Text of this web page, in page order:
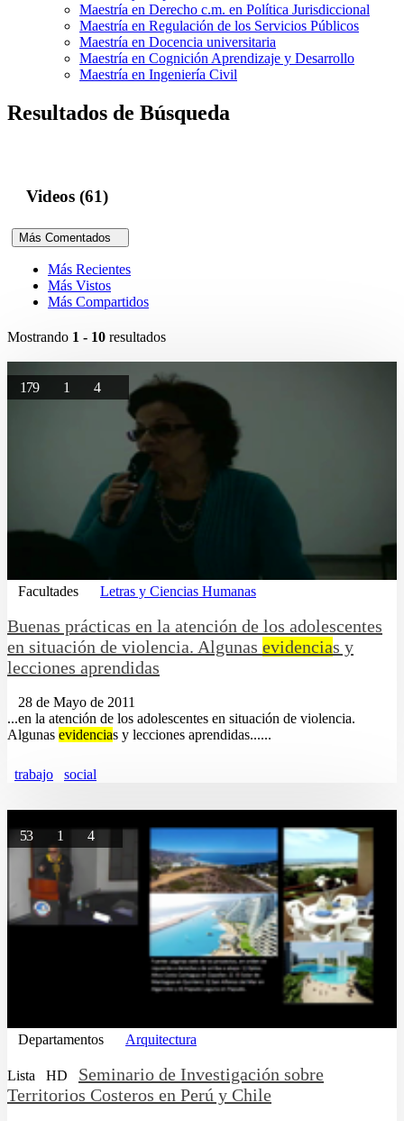
Maestría en Derecho c.m. en Política Jurisdiccional
Maestría en Regulación de los Servicios Públicos
Maestría en Docencia universitaria
Maestría en Cognición Aprendizaje y Desarrollo
Maestría en Ingeniería Civil
Resultados de Búsqueda
Videos (61)
Más Comentados
Más Recientes
Más Vistos
Más Compartidos
Mostrando 1 - 10 resultados
179 1 4
Facultades Letras y Ciencias Humanas
Buenas prácticas en la atención de los adolescentes
en situación de violencia. Algunas evidencias y
lecciones aprendidas
28 de Mayo de 2011
...en la atención de los adolescentes en situación de violencia.
Algunas evidencias y lecciones aprendidas......
trabajo social
53 1 4
Departamentos Arquitectura
Lista HD
Seminario de Investigación sobre
Territorios Costeros en Perú y Chile